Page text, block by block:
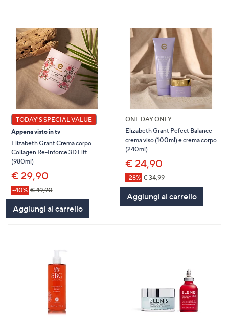
destra
sui
dispositivi
touch
consultarli.
TODAY'S SPECIAL VALUE
Appena visto in tv
Elizabeth Grant Crema corpo
Collagen Re-Inforce 3D Lift
(980ml)
€ 29,90
-40% € 49,90
Aggiungi al carrello
ONE DAY ONLY
Elizabeth Grant Pefect Balance
crema viso (100ml) e crema corpo
(240ml)
€ 24,90
-28% € 34,99
Aggiungi al carrello